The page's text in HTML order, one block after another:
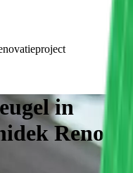
in
Reno